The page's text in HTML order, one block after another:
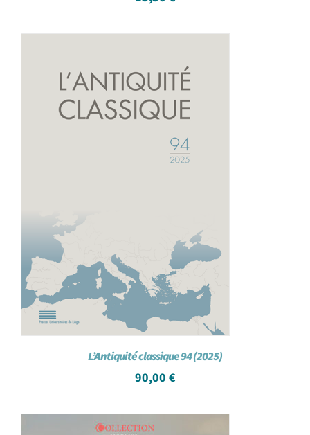
L’Antiquité classique 94 (2025)
90,00 €